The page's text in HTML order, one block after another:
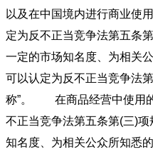
以及在中国境内进行商业使
定为反不正当竞争法第五条
一定的市场知名度、为相关
可以认定为反不正当竞争法
称”。 在商品经营中使用的
不正当竞争法第五条第(三)项
知名度、为相关公众所知悉